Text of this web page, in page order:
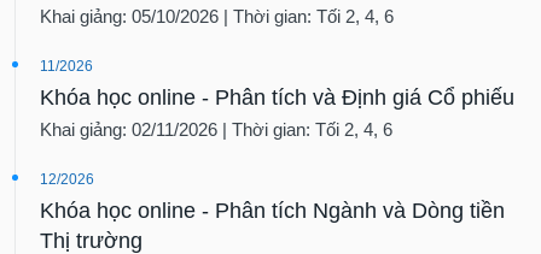
Khai giảng: 05/10/2026 | Thời gian: Tối 2, 4, 6
11/2026
Khóa học online - Phân tích và Định giá Cổ phiếu
Khai giảng: 02/11/2026 | Thời gian: Tối 2, 4, 6
12/2026
Khóa học online - Phân tích Ngành và Dòng tiền
Thị trường